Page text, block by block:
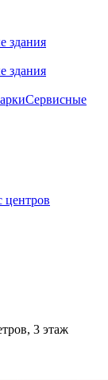
здания
здания
Сервисные
центров
3 этаж